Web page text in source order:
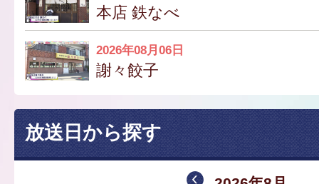
本店 鉄なべ
2026年08月06日
謝々餃子
放送日から探す